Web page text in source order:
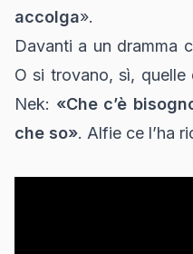
accolga».
Davanti a un dramma
O si trovano, sì, quelle
Nek: «Che c’è
che so». Alfie ce l’ha